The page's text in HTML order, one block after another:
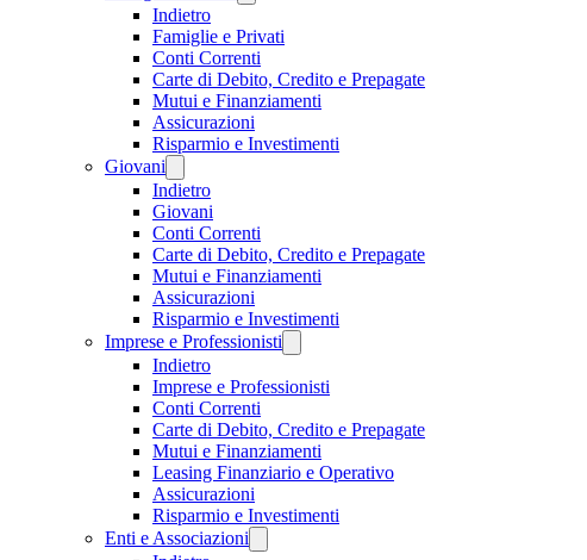
Indietro
Famiglie e Privati
Conti Correnti
Carte di Debito, Credito e Prepagate
Mutui e Finanziamenti
Assicurazioni
Risparmio e Investimenti
Giovani
Indietro
Giovani
Conti Correnti
Carte di Debito, Credito e Prepagate
Mutui e Finanziamenti
Assicurazioni
Risparmio e Investimenti
Imprese e Professionisti
Indietro
Imprese e Professionisti
Conti Correnti
Carte di Debito, Credito e Prepagate
Mutui e Finanziamenti
Leasing Finanziario e Operativo
Assicurazioni
Risparmio e Investimenti
Enti e Associazioni